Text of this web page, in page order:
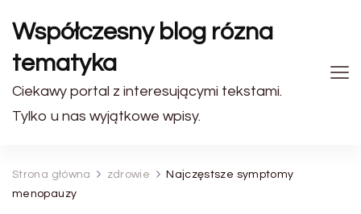
Współczesny blog rózna
tematyka
Ciekawy portal z interesującymi tekstami.
Tylko u nas wyjątkowe wpisy.
Strona główna zdrowie
Najczęstsze symptomy
menopauzy